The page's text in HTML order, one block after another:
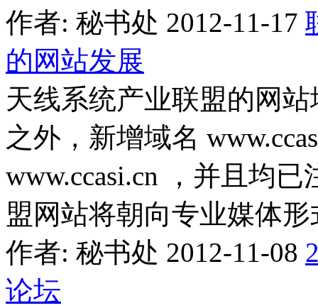
作者: 秘书处 2012-11-17
的网站发展
天线系统产业联盟的网站
之外，新增域名
www.ccasi.cn ，并且均
盟网站将朝向专业媒体
作者: 秘书处 2012-11-08
论坛